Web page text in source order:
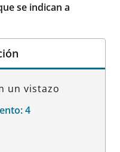
se indican a
un vistazo
4